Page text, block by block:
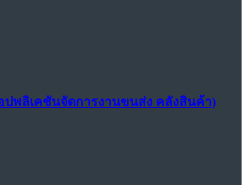
ปพลิเคชันจัดการงานขนส่ง คลังสินค้า)